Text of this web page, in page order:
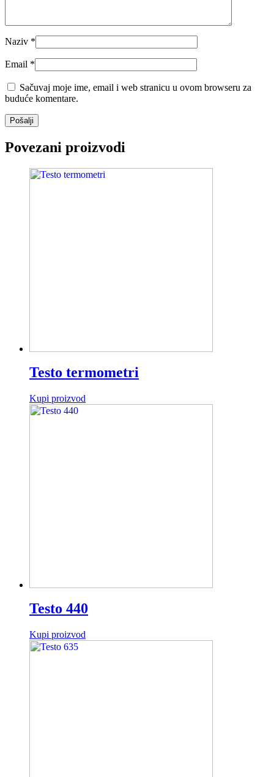
Naziv *
Email *
Sačuvaj moje ime, email i web stranicu u ovom browseru za
buduće komentare.
Povezani proizvodi
Testo termometri
Kupi proizvod
Testo 440
Kupi proizvod